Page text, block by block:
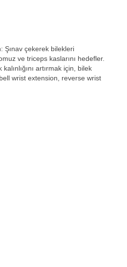
Şınav çekerek bilekleri
ve triceps kaslarını hedefler.
artırmak için, bilek
wrist extension, reverse wrist